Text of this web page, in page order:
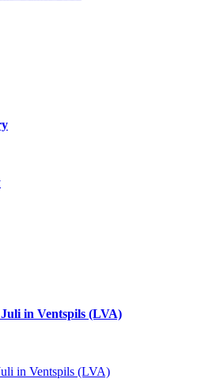
Juli in Ventspils (LVA)
in Ventspils (LVA)